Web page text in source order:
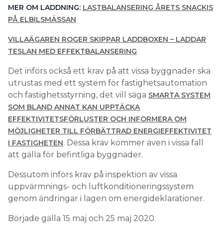
MER OM LADDNING: LASTBALANSERING ÅRETS SNACKIS
PÅ ELBILSMÄSSAN
VILLAÄGAREN ROGER SKIPPAR LADDBOXEN – LADDAR
TESLAN MED EFFEKTBALANSERING
Det införs också ett krav på att vissa byggnader ska
utrustas med ett system för fastighetsautomation
och fastighetsstyrning, det vill säga SMARTA SYSTEM
SOM BLAND ANNAT KAN UPPTÄCKA
EFFEKTIVITETSFÖRLUSTER OCH INFORMERA OM
MÖJLIGHETER TILL FÖRBÄTTRAD ENERGIEFFEKTIVITET
I FASTIGHETEN. Dessa krav kommer även i vissa fall
att gälla för befintliga byggnader.
Dessutom införs krav på inspektion av vissa
uppvärmnings- och luftkonditioneringssystem
genom ändringar i lagen om energideklarationer.
Började gälla 15 maj och 25 maj 2020.